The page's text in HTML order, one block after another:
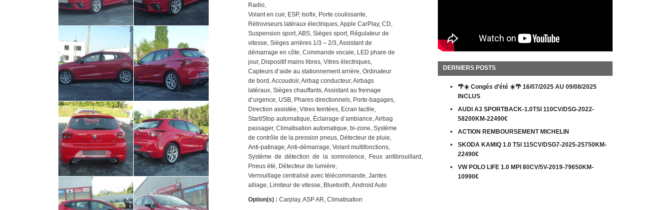
Radio,
Volant en cuir, ESP, Isofix, Porte coulissante,
Rétroviseurs latéraux électriques, Apple CarPlay, CD,
Suspension sport, ABS, Sièges sport, Régulateur de
vitesse, Sièges arrières 1/3 – 2/3, Assistant de
démarrage en côte, Commande vocale, LED phare de
jour, Dispositif mains libres, Vitres électriques,
Capteurs d’aide au stationnement arrière, Ordinateur
de bord, Accoudoir, Airbag conducteur, Airbags
latéraux, Sièges chauffants, Assistant au freinage
d’urgence, USB, Phares directionnels, Porte-bagages,
Direction assistée, Vitres teintées, Ecran tactile,
Start/Stop automatique, Éclairage d’ambiance, Airbag
passager, Climatisation automatique, bi-zone, Système
de contrôle de la pression pneus, Détecteur de pluie,
Anti-patinage, Anti-démarrage, Volant multifonctions,
Système de détection de la somnolence, Feux antibrouillard,
Pneus été, Détecteur de lumière,
Verrouillage centralisé avec télécommande, Jantes
alliage, Limiteur de vitesse, Bluetooth, Android Auto
Option(s) : Carplay, ASP AR, Climatisation
DERNIERS POSTS
🌴☀️ Congés d’été ☀️🌴 16/07/2025 AU 09/08/2025
INCLUS
AUDI A3 SPORTBACK-1.0TSI 110CV/DSG-2022-
58200KM-22490€
ACTION REMBOURSEMENT MICHELIN
SKODA KAMIQ 1.0 TSI 115CV/DSG7-2025-25750KM-
22490€
VW POLO LIFE 1.0 MPI 80CV/5V-2019-79650KM-
10990€